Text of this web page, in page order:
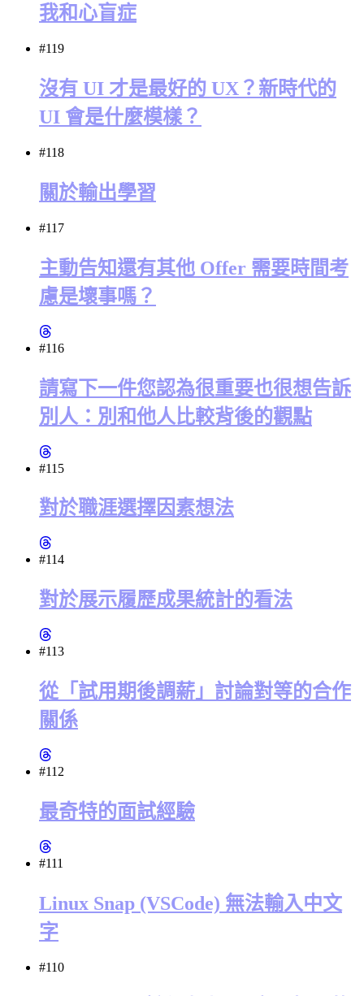
我和心盲症
#119
沒有 UI 才是最好的 UX？新時代的
UI 會是什麼模樣？
#118
關於輸出學習
#117
主動告知還有其他 Offer 需要時間考
慮是壞事嗎？
#116
請寫下一件您認為很重要也很想告訴
別人：別和他人比較背後的觀點
#115
對於職涯選擇因素想法
#114
對於展示履歷成果統計的看法
#113
從「試用期後調薪」討論對等的合作
關係
#112
最奇特的面試經驗
#111
Linux Snap (VSCode) 無法輸入中文
字
#110